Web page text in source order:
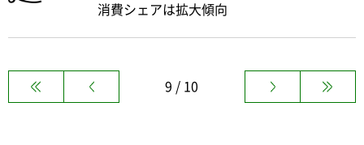
消費シェアは拡大傾向
9 / 10